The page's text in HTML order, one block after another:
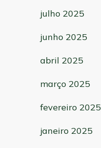
julho 2025
junho 2025
abril 2025
março 2025
fevereiro 2025
janeiro 2025